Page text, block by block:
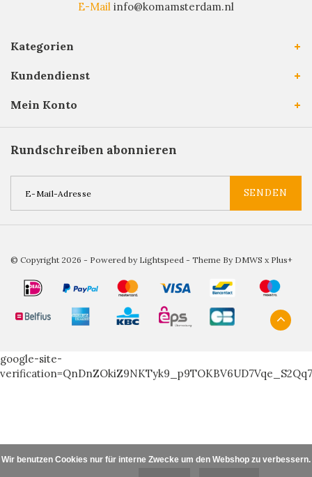
E-Mail info@komamsterdam.nl
Kategorien
Kundendienst
Mein Konto
Rundschreiben abonnieren
SENDEN
© Copyright 2026 - Powered by Lightspeed - Theme By DMWS x Plus+
google-site-
Wir benutzen Cookies nur für interne Zwecke um den Webshop zu